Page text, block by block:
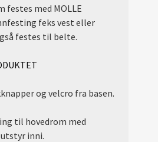
festes med MOLLE
feks vest eller
festes til belte.
og velcro fra basen.
til hovedrom med
inni.